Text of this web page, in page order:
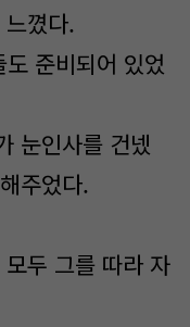
꼈다.
준비되어 있었
눈인사를 건넸
주었다.
두 그를 따라 자